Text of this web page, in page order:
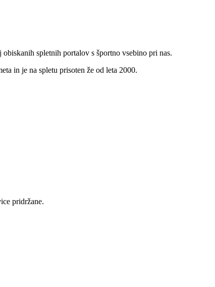
spletnih portalov s športno vsebino pri nas.
in je na spletu prisoten že od leta 2000.
pridržane.